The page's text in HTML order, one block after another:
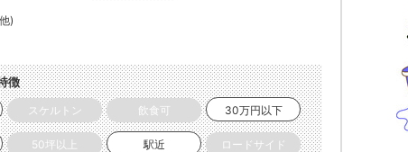
)
徴
スケルトン 飲食可 30万円以下
50坪以上 駅近 ロードサイド